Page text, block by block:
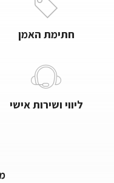
חתימת האמן
ליווי ושירות אישי